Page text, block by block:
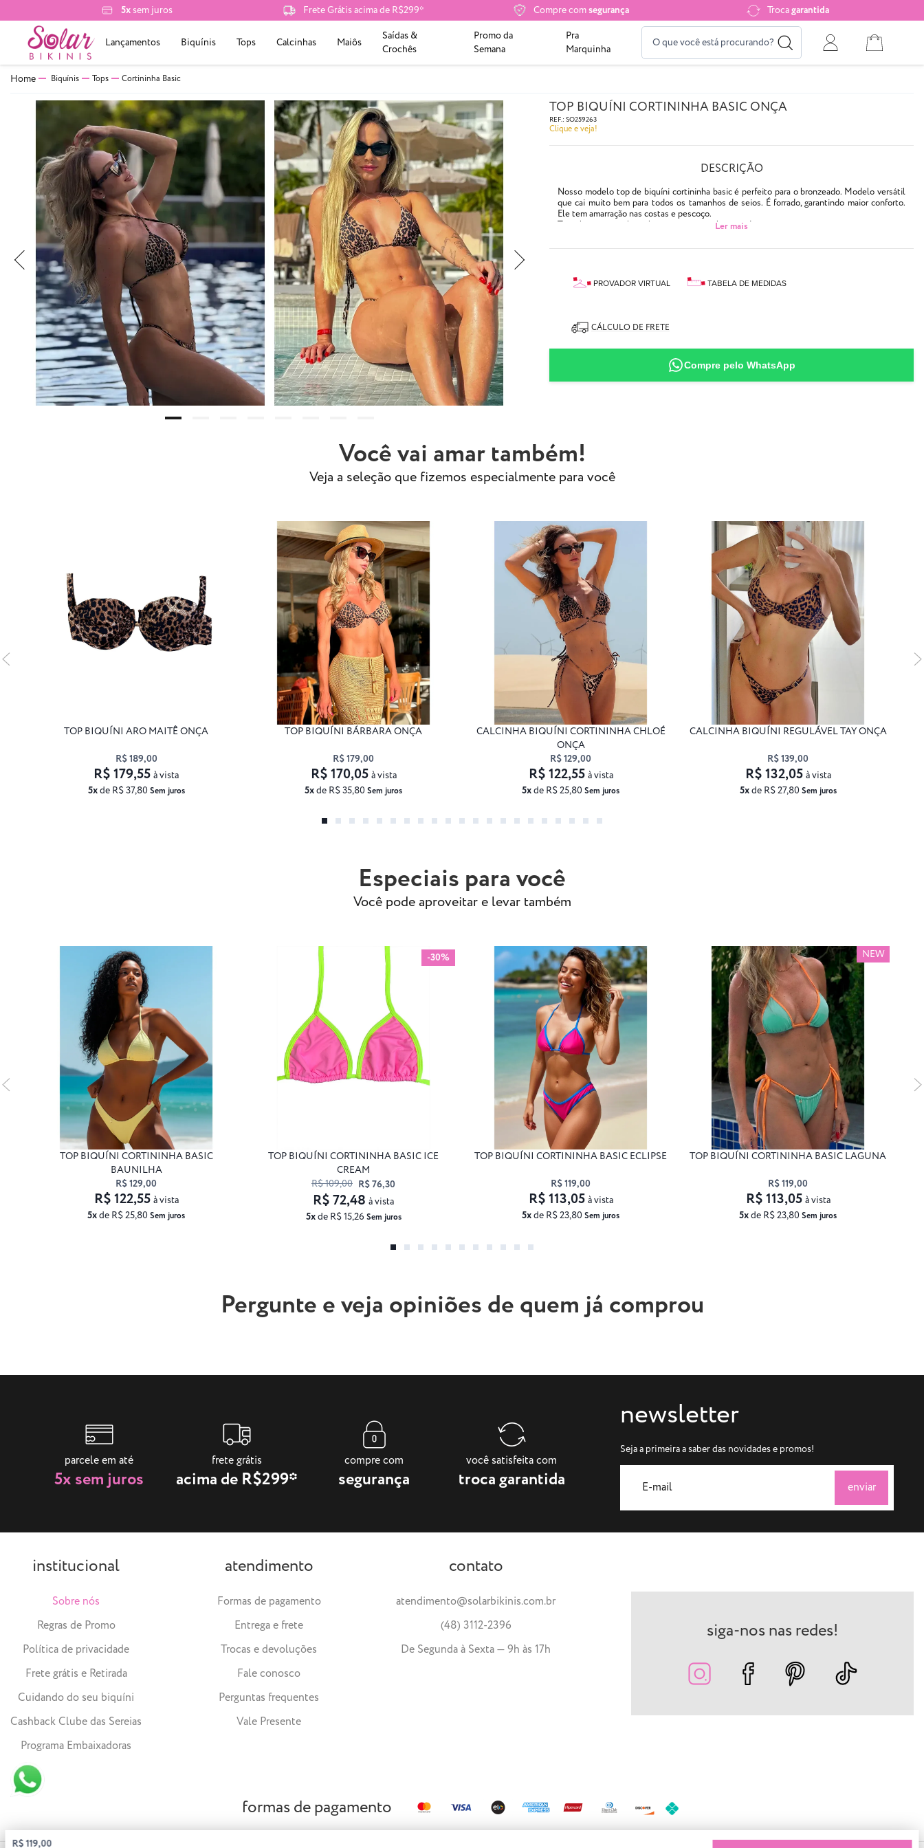
5xsem juros Frete Grátis acima de R$299* Compre comsegurança Trocagarantida
Lançamentos Biquínis Tops Calcinhas Maiôs
Saídas &
Crochês
Promo da
Semana
Pra
Marquinha
Biquínis Tops Cortininha Basic
TOP BIQUÍNI CORTININHA BASIC ONÇA
REF.: SO259263
Clique e veja!
DESCRIÇÃO
Nosso modelo top de biquíni cortininha basic é perfeito para o bronzeado. Modelo versátil
que cai muito bem para todos os tamanhos de seios. É forrado, garantindo maior conforto.
Ele tem amarração nas costas e pescoço.
Tem abertura para bojo (bojo não acompanha o produto).
Pingente vendido separadamenteaqui.
- Cor: Classico animal print em tons marrons e nude
- Abetura para bojo
10% Elastano
- Tecido especial moda praia, filtro UV 50+
- Modelo usa tamanho M (veste sutiã 44 - tem 1,63m de altura - 50kg)
Obs.: Estampa de impressão corrida, portanto o posicionamento dela na peça pode não ser
exatamente como ilustrado na foto
PROVADOR VIRTUAL TABELA DE MEDIDAS
CÁLCULO DE FRETE
R$ 119,00
Compre pelo WhatsApp
Você vai amar também!
Veja a seleção que fizemos especialmente para você
TOP BIQUÍNI ARO MAITÊ ONÇA
R$ 189,00
5xde R$ 37,80 Sem juros
R$ 179,55 à vista
TOP BIQUÍNI BÁRBARA ONÇA
R$ 179,00
5xde R$ 35,80 Sem juros
R$ 170,05 à vista
CALCINHA BIQUÍNI CORTININHA CHLOÉ
ONÇA
R$ 129,00
5xde R$ 25,80 Sem juros
R$ 122,55 à vista
CALCINHA BIQUÍNI REGULÁVEL TAY ONÇA
R$ 139,00
5xde R$ 27,80 Sem juros
R$ 132,05 à vista
Especiais para você
Você pode aproveitar e levar também
TOP BIQUÍNI CORTININHA BASIC
BAUNILHA
R$ 129,00
5xde R$ 25,80 Sem juros
R$ 122,55 à vista
-30%
TOP BIQUÍNI CORTININHA BASIC ICE
CREAM
R$ 109,00 R$ 76,30
5xde R$ 15,26 Sem juros
R$ 72,48 à vista
TOP BIQUÍNI CORTININHA BASIC ECLIPSE
R$ 119,00
5xde R$ 23,80 Sem juros
R$ 113,05 à vista
NEW
TOP BIQUÍNI CORTININHA BASIC LAGUNA
R$ 119,00
5xde R$ 23,80 Sem juros
R$ 113,05 à vista
Pergunte e veja opiniões de quem já comprou
parcele em até
5x sem juros
frete grátis
acima de R$299*
compre com
segurança
você satisfeita com
troca garantida
newsletter
Seja a primeira a saber das novidades e promos!
institucional
Sobre nós
Regras de Promo
Política de privacidade
Frete grátis e Retirada
Cuidando do seu biquíni
Cashback Clube das Sereias
Programa Embaixadoras
atendimento
Formas de pagamento
Entrega e frete
Trocas e devoluções
Fale conosco
Perguntas frequentes
Vale Presente
contato
atendimento@solarbikinis.com.br
(48) 3112-2396
De Segunda à Sexta — 9h às 17h
siga-nos nas redes!
formas de pagamento